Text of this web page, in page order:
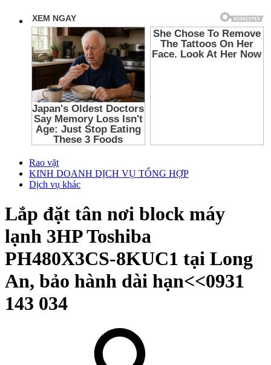
Rao vặt
KINH DOANH DỊCH VỤ TỔNG HỢP
Dịch vụ khác
Lắp đặt tân nơi block máy
lạnh 3HP Toshiba
PH480X3CS-8KUC1 tại Long
An, bảo hành dài hạn<<0931
143 034